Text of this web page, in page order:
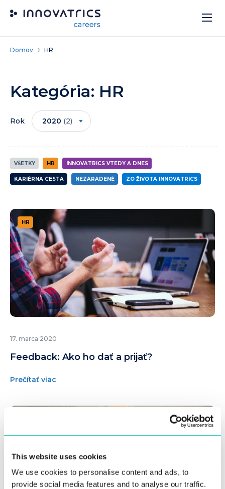
This website uses cookies
We use cookies to personalise content and ads, to
provide social media features and to analyse our traffic.
Domov HR
Kategória: HR
Rok 2020 (2)
VŠETKY HR INNOVATRICS VTEDY A DNES
KARIÉRNA CESTA NEZARADENÉ ZO ŽIVOTA INNOVATRICS
HR
17. marca 2020
Feedback: Ako ho dať a prijať?
Prečítať viac